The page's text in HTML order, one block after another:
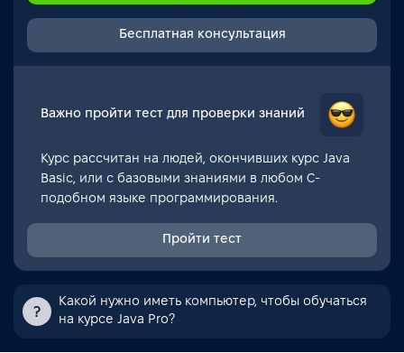
Бесплатная консультация
Важно пройти тест для проверки знаний
Курс рассчитан на людей, окончивших курс Java
Basic, или с базовыми знаниями в любом С-
подобном языке программирования.
Пройти тест
Какой нужно иметь компьютер, чтобы обучаться
на курсе Java Pro?